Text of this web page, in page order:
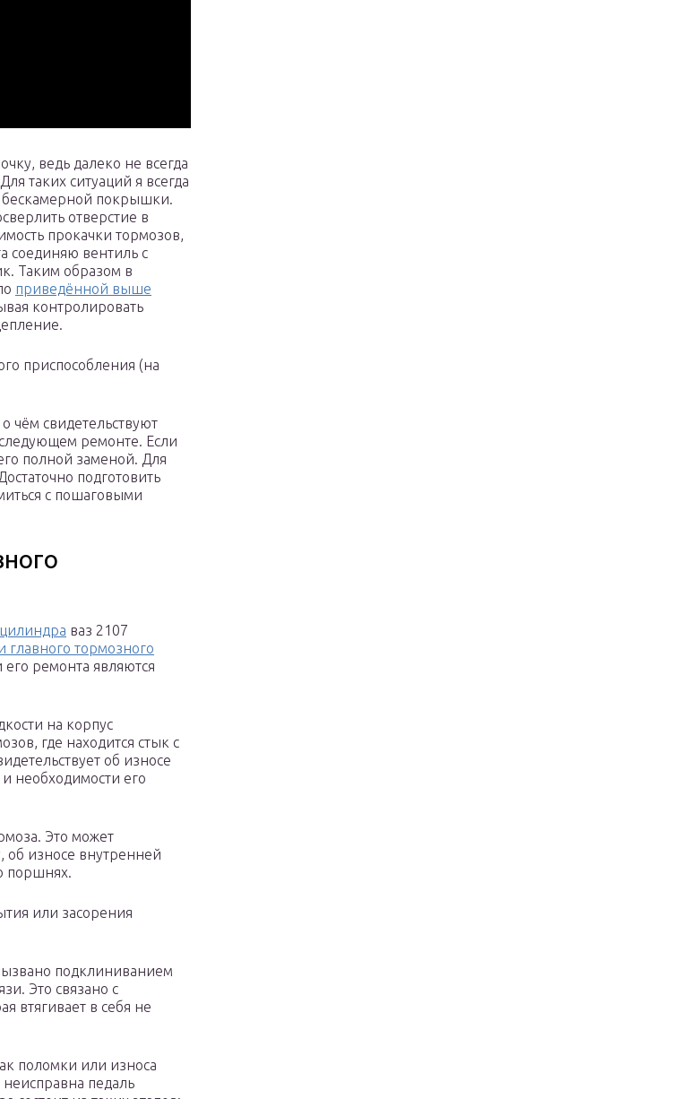
ведь далеко не всегда
таких ситуаций я всегда
бескамерной покрышки.
отверстие в
прокачки тормозов,
соединяю вентиль с
Таким образом в
приведённой выше
контролировать
приспособления (на
чём свидетельствуют
ремонте. Если
полной заменой. Для
подготовить
с пошаговыми
ваз 2107
главного тормозного
ремонта являются
на корпус
где находится стык с
об износе
необходимости его
Это может
об износе внутренней
поршнях.
или засорения
подклиниванием
Это связано с
втягивает в себя не
поломки или износа
педаль